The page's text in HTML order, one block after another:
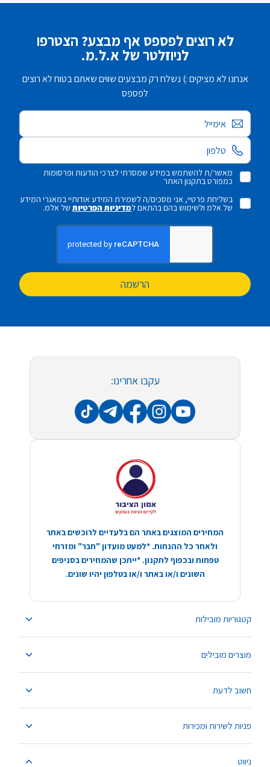
לא רוצים לפספס אף מבצע? הצטרפו
לניוזלטר של א.ל.מ.
אנחנו לא מציקים :) נשלח רק מבצעים שווים שאתם בטוח לא רוצים
לפספס
אימייל
מאשר/ת להשתמש במידע שמסרתי לצרכי הודעות ופרסומות
כמפורט בתקנון האתר
בשליחת פרטיי, אני מסכים/ה לשמירת המידע אודותיי במאגרי המידע
של אלמ ולשימוש בהם בהתאם למדיניות הפרטיותשל אלמ.
הרשמה
קטגוריות מובילות
מוצרים מובילים
חשוב לדעת
פניות לשירות ומכירות
ניווט
עקבו אחרינו:
המחירים המוצגים באתר הם בלעדיים לרוכשים באתר
ולאחר כל ההנחות. *למעט מועדון "חבר" ומזרחי
טפחות ובכפוף לתקנון. *ייתכן שהמחירים בסניפים
השונים ו/או באתר ו/או בטלפון יהיו שונים.